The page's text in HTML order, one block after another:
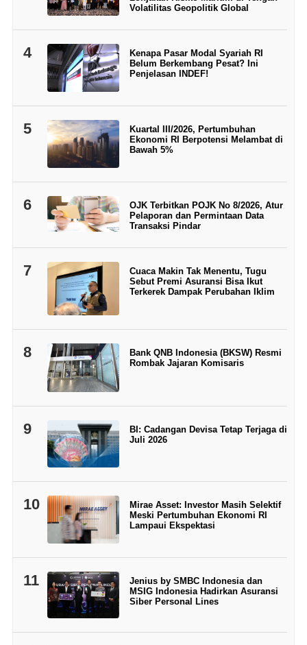
Volatilitas Geopolitik Global
4
Kenapa Pasar Modal Syariah RI
Belum Berkembang Pesat? Ini
Penjelasan INDEF!
5
Kuartal III/2026, Pertumbuhan
Ekonomi RI Berpotensi Melambat di
Bawah 5%
6
OJK Terbitkan POJK No 8/2026, Atur
Pelaporan dan Permintaan Data
Transaksi Pindar
7
Cuaca Makin Tak Menentu, Tugu
Sebut Premi Asuransi Bisa Ikut
Terkerek Dampak Perubahan Iklim
8
Bank QNB Indonesia (BKSW) Resmi
Rombak Jajaran Komisaris
9
BI: Cadangan Devisa Tetap Terjaga di
Juli 2026
10
Mirae Asset: Investor Masih Selektif
Meski Pertumbuhan Ekonomi RI
Lampaui Ekspektasi
11
Jenius by SMBC Indonesia dan
MSIG Indonesia Hadirkan Asuransi
Siber Personal Lines